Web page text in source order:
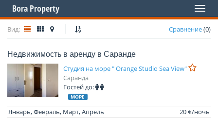
Toggle
Bora Property
Вид: Сравнение(0)
Недвижимость в аренду в Саранде
Студия на море " Orange Studio Sea View"
Саранда
Гостей до:
МОРЕ
Январь, Февраль, Март, Апрель
20 €/ночь